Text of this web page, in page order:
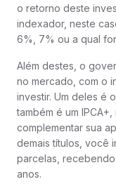
o retorno deste
indexador, neste
6%, 7% ou a qual
Além destes, o
no mercado, com o
investir. Um deles é
também é um
complementar sua
demais títulos, você
parcelas,
anos.